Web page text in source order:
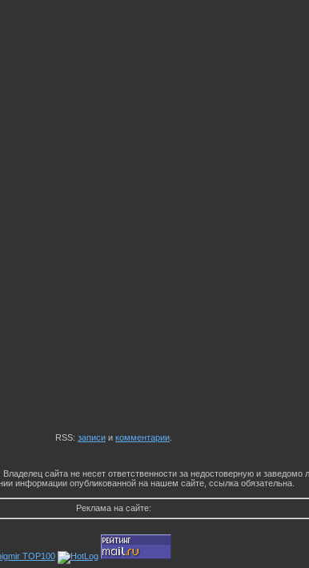
RSS: записи и комментарии
сайта не несет ответственности за недостоверную и
информации опубликованной на нашем сайте, ссылка обязательна.
Реклама на сайте: